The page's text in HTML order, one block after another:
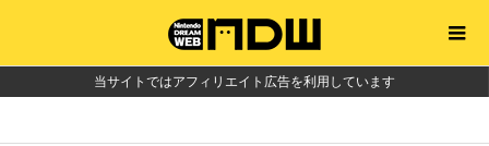
当サイトではアフィリエイト広告を利用しています